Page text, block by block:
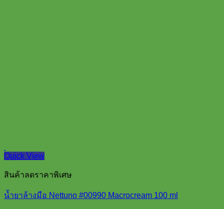
Quick View
สินค้าลดราคาพิเศษ
น้ำยาล้างมือ Nettuno #00990 Macrocream 100 ml